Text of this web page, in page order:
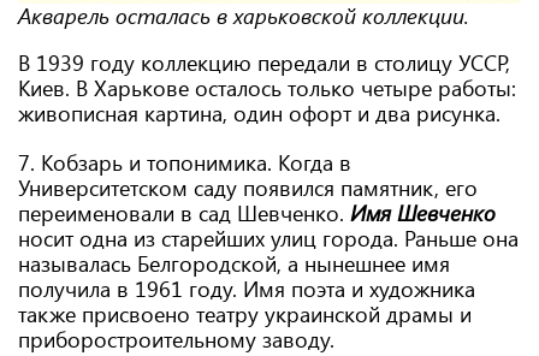
Акварель осталась в харьковской коллекции.
В 1939 году коллекцию передали в столицу УССР,
Киев. В Харькове осталось только четыре работы:
живописная картина, один офорт и два рисунка.
7. Кобзарь и топонимика. Когда в
Университетском саду появился памятник, его
переименовали в сад Шевченко. Имя Шевченко
носит одна из старейших улиц города. Раньше она
называлась Белгородской, а нынешнее имя
получила в 1961 году. Имя поэта и художника
также присвоено театру украинской драмы и
приборостроительному заводу.